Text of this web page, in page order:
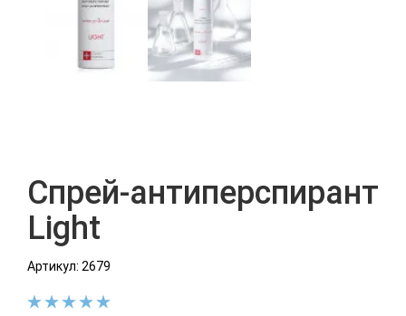
Спрей-антиперспирант
Light
Артикул: 2679